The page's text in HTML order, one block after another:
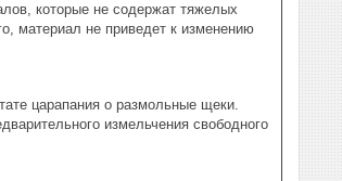
которые не содержат тяжелых
материал не приведет к изменению
царапания о размольные щеки.
измельчения свободного